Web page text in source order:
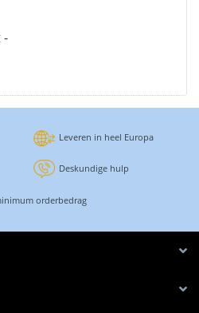
-
Leveren in heel Europa
Deskundige hulp
orderbedrag